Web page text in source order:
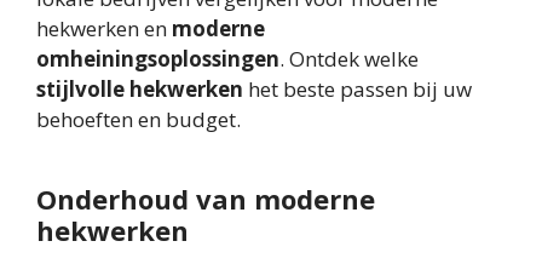
hekwerken en moderne
omheiningsoplossingen. Ontdek welke
stijlvolle hekwerken het beste passen bij uw
behoeften en budget.
Onderhoud van moderne
hekwerken